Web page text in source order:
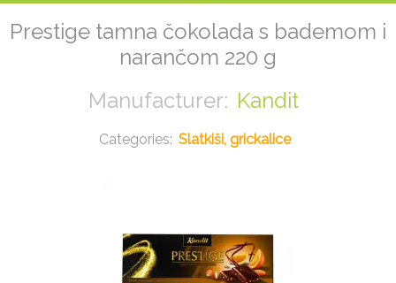
Prestige tamna čokolada s bademom i
narančom 220 g
Kandit
Slatkiši, grickalice